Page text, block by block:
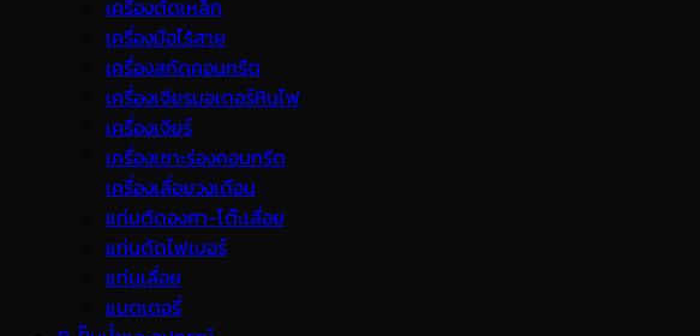
เครื่องตัดเหล็ก
เครื่องมือไร้สาย
เครื่องสกัดคอนกรีต
เครื่องเจียรมอเตอร์หินไฟ
เครื่องเจียร์
เครื่องเซาะร่องคอนกรีต
เครื่องเลื่อยวงเดือน
แท่นตัดองศา-โต๊ะเลื่อย
แท่นตัดไฟเบอร์
แท่นเลื่อย
แบตเตอรี่